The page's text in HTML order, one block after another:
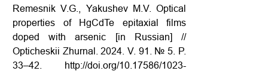
Remesnik V.G., Yakushev M.V. Optical
properties of HgCdTe epitaxial films
doped with arsenic [in Russian] //
Opticheskii Zhurnal. 2024. V. 91. № 5. P.
33–42. http://doi.org/10.17586/1023-